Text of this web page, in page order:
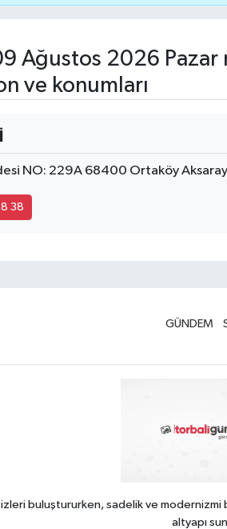
Ağustos 2026 Pazar
ve konumları
NO: 229A 68400 Ortaköy Aksaray
38
GÜNDEM
buluştururken, sadelik ve
altyapı